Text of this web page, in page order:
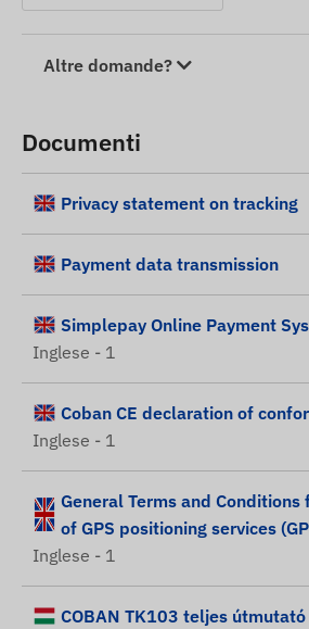
Altre domande?
Documenti
Privacy statement on tracking
Payment data transmission
Simplepay Online Payment
Inglese - 1
Coban CE declaration of
Inglese - 1
General Terms and Conditions
of GPS positioning services
Inglese - 1
COBAN TK103 teljes útmutató